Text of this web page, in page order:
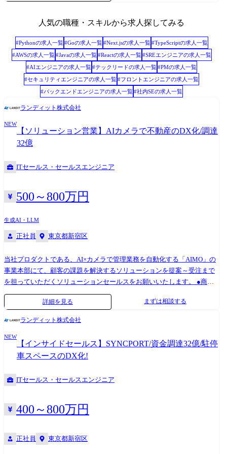
メールでのアプローチ) ・ランディット他商材へのクロスセル商談の創
出 ・アウトバウンド、掘り起こしの管理 ・架電接触に伴う顧客情報
の収集/蓄積と組織全体へのフィードバック ・社内との連携サポート
人気の職種・スキルから求人探してみる
#Pythonの求人一覧 #Goの求人一覧 #Next.jsの求人一覧 #TypeScriptの求人一覧
#AWSの求人一覧 #Javaの求人一覧 #Reactの求人一覧 #SREエンジニアの求人一覧
#AIエンジニアの求人一覧#テックリードの求人一覧#PMの求人一覧
#セキュリティエンジニアの求人一覧#フロントエンジニアの求人一覧
#バックエンドエンジニアの求人一覧#社内SEの求人一覧
ランディット株式会社
NEW
【ソリューション営業】AIカメラで不動産のDX化/調達
32億
ITセールス・セールスエンジニア
500～800万円
生成AI・LLM
正社員 東京都新宿区
当社プロダクトである、AI×カメラで管理業務を自動化する「AIMO」の
事業本部にて、顧客の課題を解決するソリューションを提案～受注まで
を担っていただくソリューションセールスをお願いいたします。 ●商談
機会の獲得 ●提案資料作成・プレゼンテーション ●顧客の課題やニー
ズの把握、その課題解決方法の提案 ●顧客との折衝 ●契約交渉・納期
等の各種条件交渉 ●品質・納期管理 ●社内プロジェクトマネジメント ●
ールマネジメント、進捗管理
詳細を見る まずは相談する
ランディット株式会社
NEW
【インサイドセールス】SYNCPORT/資金調達32億/駐停
車スペースのDX化!
ITセールス・セールスエンジニア
400～800万円
正社員 東京都新宿区